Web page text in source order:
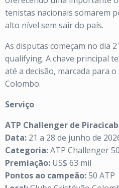
tenistas nacionais somarem
alto nível sem sair do país.
As disputas começam no dia
qualifying. A chave principal
até a decisão, marcada para
Colombo.
Serviço
ATP Challenger de
Data: 21 a 28 de junho de
Categoria:ATP Challenger 50
Premiação: US$ 63 mil
Pontos ao campeão:50 ATP